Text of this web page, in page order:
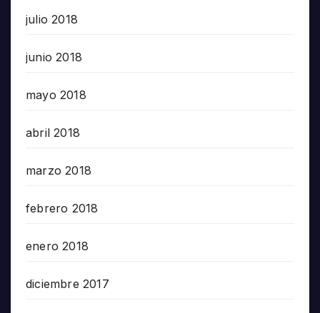
julio 2018
junio 2018
mayo 2018
abril 2018
marzo 2018
febrero 2018
enero 2018
diciembre 2017